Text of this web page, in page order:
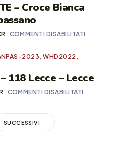
– Croce Bianca
COMMENTI DISABILITATI
2023,WHD2022,
118 Lecce – Lecce
COMMENTI DISABILITATI
SUCCESSIVI